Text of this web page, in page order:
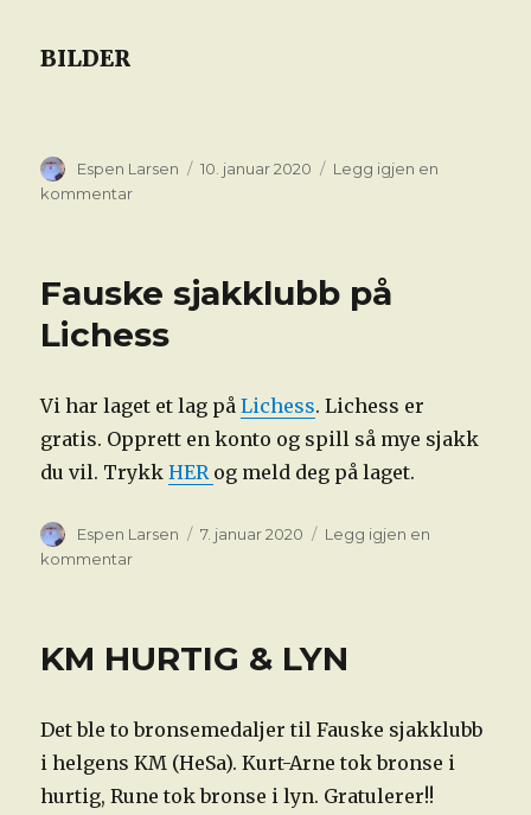
BILDER
Forfatter
Espen Larsen Publisert
10. januar 2020
Legg igjen en
kommentartil
Fauske sjakklubb på
Lichess
Vi har laget et lag påLichess. Lichess er
gratis. Opprett en konto og spill så mye sjakk
du vil. TrykkHER og meld deg på laget.
Forfatter
Espen Larsen Publisert
7. januar 2020
Legg igjen en
kommentartil
Lichess
KM HURTIG & LYN
Det ble to bronsemedaljer til Fauske sjakklubb
i helgens KM (HeSa). Kurt-Arne tok bronse i
hurtig, Rune tok bronse i lyn. Gratulerer!!